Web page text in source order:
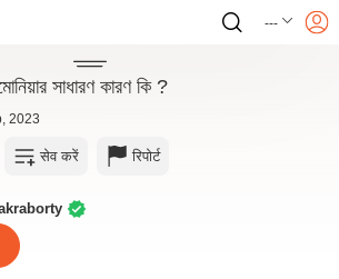
---
সাধারণ কারণ কি ?
2023
सेव करें रिपोर्ट